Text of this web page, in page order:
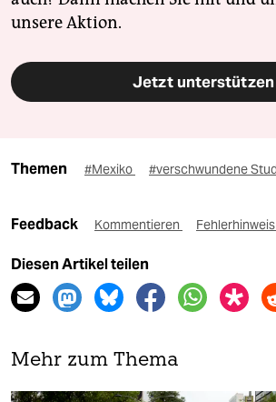
unsere Aktion.
Jetzt unterstützen
Themen #Mexiko #verschwundene
Feedback Kommentieren Fehlerhinweis
Diesen Artikel teilen
Mehr zum Thema